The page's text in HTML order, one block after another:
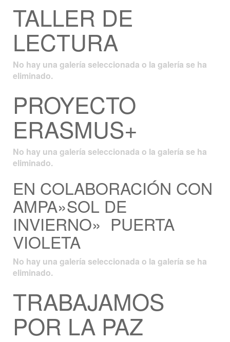
TALLER DE
LECTURA
No hay una galería seleccionada o la galería se ha
eliminado.
PROYECTO
ERASMUS+
No hay una galería seleccionada o la galería se ha
eliminado.
EN COLABORACIÓN CON
AMPA»SOL DE
INVIERNO» PUERTA
VIOLETA
No hay una galería seleccionada o la galería se ha
eliminado.
TRABAJAMOS
POR LA PAZ